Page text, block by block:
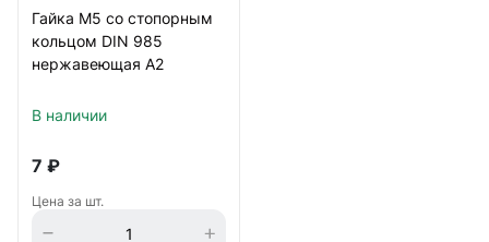
Гайка М5 со стопорным
кольцом DIN 985
нержавеющая А2
В наличии
7 ₽
Цена за шт.